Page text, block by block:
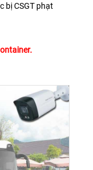
bị CSGT phạt